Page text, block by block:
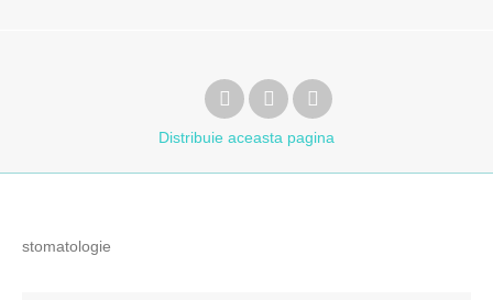
Distribuie aceasta pagina
stomatologie